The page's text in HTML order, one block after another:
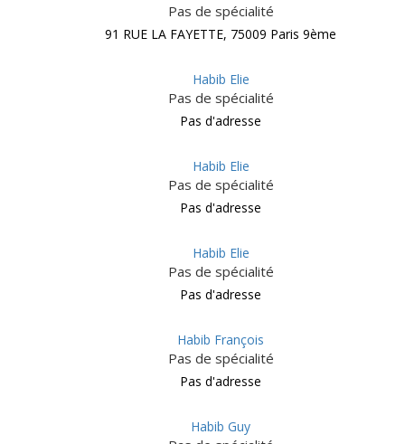
Pas de spécialité
91 RUE LA FAYETTE, 75009 Paris 9ème
Habib Elie
Pas de spécialité
Pas d'adresse
Habib Elie
Pas de spécialité
Pas d'adresse
Habib Elie
Pas de spécialité
Pas d'adresse
Habib François
Pas de spécialité
Pas d'adresse
Habib Guy